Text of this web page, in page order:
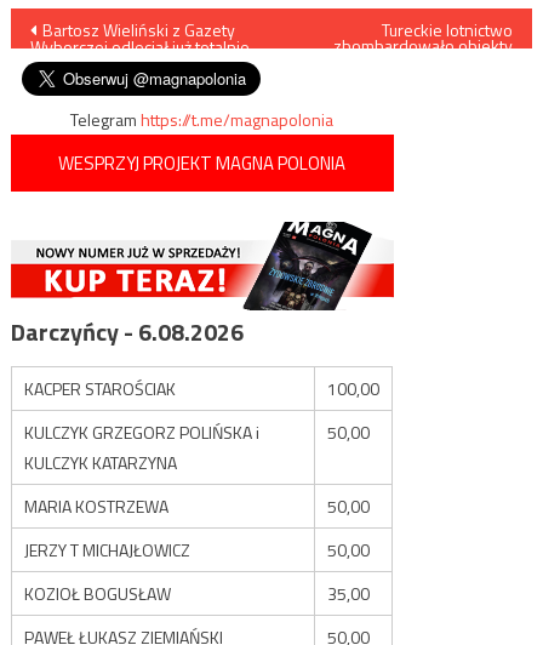
Nawigacja
wpisu
Bartosz Wieliński z Gazety
Wyborczej odleciał już totalnie
Tureckie lotnictwo
zbombardowało obiekty
Telegramhttps://t.me/magnapolonia
WESPRZYJ PROJEKT MAGNA POLONIA
Darczyńcy - 6.08.2026
KACPER STAROŚCIAK
100,00
KULCZYK GRZEGORZ POLIŃSKA i
KULCZYK KATARZYNA
50,00
MARIA KOSTRZEWA
50,00
JERZY T MICHAJŁOWICZ
50,00
KOZIOŁ BOGUSŁAW
35,00
PAWEŁ ŁUKASZ ZIEMIAŃSKI
50,00